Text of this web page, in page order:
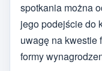
spotkania można
jego podejście do
uwagę na kwestie
formy